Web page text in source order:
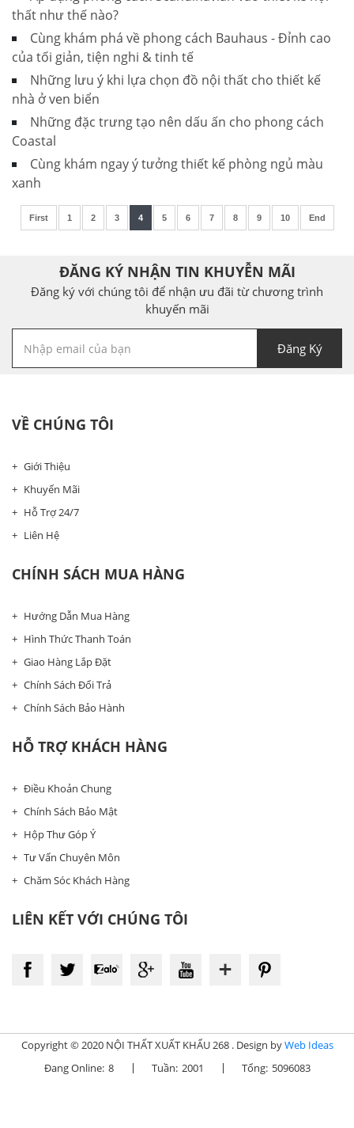
thất như thế nào?
Cùng khám phá về phong cách Bauhaus - Đỉnh cao
của tối giản, tiện nghi & tinh tế
Những lưu ý khi lựa chọn đồ nội thất cho thiết kế
nhà ở ven biển
Những đặc trưng tạo nên dấu ấn cho phong cách
Coastal
Cùng khám ngay ý tưởng thiết kế phòng ngủ màu
xanh
First 1 2 3 4 5 6 7 8 9 10 End
ĐĂNG KÝ NHẬN TIN KHUYỄN MÃI
Đăng ký với chúng tôi để nhận ưu đãi từ chương trình
khuyến mãi
Đăng Ký
VỀ CHÚNG TÔI
Giới Thiệu
Khuyến Mãi
Hỗ Trợ 24/7
Liên Hệ
CHÍNH SÁCH MUA HÀNG
Hướng Dẫn Mua Hàng
Hình Thức Thanh Toán
Giao Hàng Lắp Đặt
Chính Sách Đổi Trả
Chính Sách Bảo Hành
HỖ TRỢ KHÁCH HÀNG
Điều Khoản Chung
Chính Sách Bảo Mật
Hộp Thư Góp Ý
Tư Vấn Chuyên Môn
Chăm Sóc Khách Hàng
LIÊN KẾT VỚI CHÚNG TÔI
Copyright © 2020 NỘI THẤT XUẤT KHẨU 268 . Design byWeb Ideas
Đang Online: 8 Tuần: 2001 Tổng: 5096083